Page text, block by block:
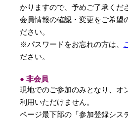
かりますので、予めご了承くだ
会員情報の確認・変更をご希望
ださい。
※パスワードをお忘れの方は、
ださい。
● 非会員
現地でのご参加のみとなり、オ
利用いただけません。
ページ最下部の「参加登録シス